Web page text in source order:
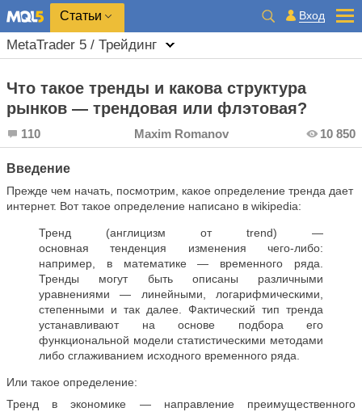
Статьи Вход
MetaTrader 5 / Трейдинг
Что такое тренды и какова структура
рынков — трендовая или флэтовая?
110 Maxim Romanov 10 850
Введение
Прежде чем начать, посмотрим, какое определение тренда дает
интернет. Вот такое определение написано в wikipedia:
Тренд (англицизм от trend) —
основная тенденция изменения чего-либо:
например, в математике — временного ряда.
Тренды могут быть описаны различными
уравнениями — линейными, логарифмическими,
степенными и так далее. Фактический тип тренда
устанавливают на основе подбора его
функциональной модели статистическими методами
либо сглаживанием исходного временного ряда.
Или такое определение:
Тренд в экономике — направление преимущественного